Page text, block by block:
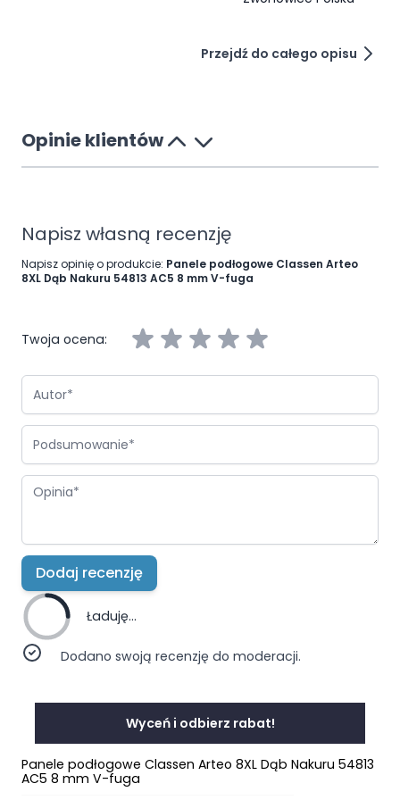
Przejdź do całego opisu
Opinie klientów
Napisz własną recenzję
Napisz opinię o produkcie: Panele podłogowe Classen Arteo
8XL Dąb Nakuru 54813 AC5 8 mm V-fuga
Twoja ocena:
Autor
Podsumowanie
Opinia
Dodaj recenzję
Ładuję...
Dodano swoją recenzję do moderacji.
Wyceń i odbierz rabat!
Panele podłogowe Classen Arteo 8XL Dąb Nakuru 54813
AC5 8 mm V-fuga